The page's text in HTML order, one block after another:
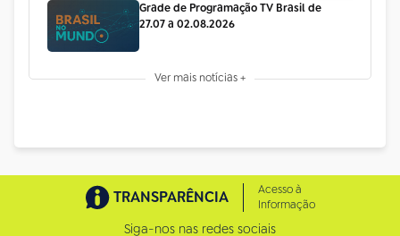
Grade de Programação TV Brasil de
27.07 a 02.08.2026
Ver mais notícias +
TRANSPARÊNCIA
Acesso à
Informação
Siga-nos nas redes sociais